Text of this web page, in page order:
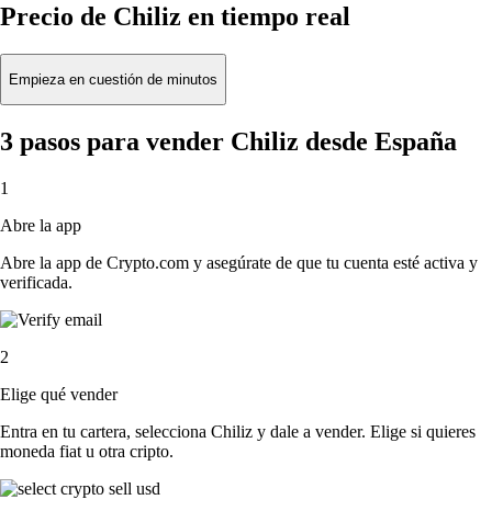
Precio de Chiliz en tiempo real
Empieza en cuestión de minutos
3 pasos para vender Chiliz desde España
1
Abre la app
Abre la app de Crypto.com y asegúrate de que tu cuenta esté activa y
verificada.
2
Elige qué vender
Entra en tu cartera, selecciona Chiliz y dale a vender. Elige si quieres
moneda fiat u otra cripto.